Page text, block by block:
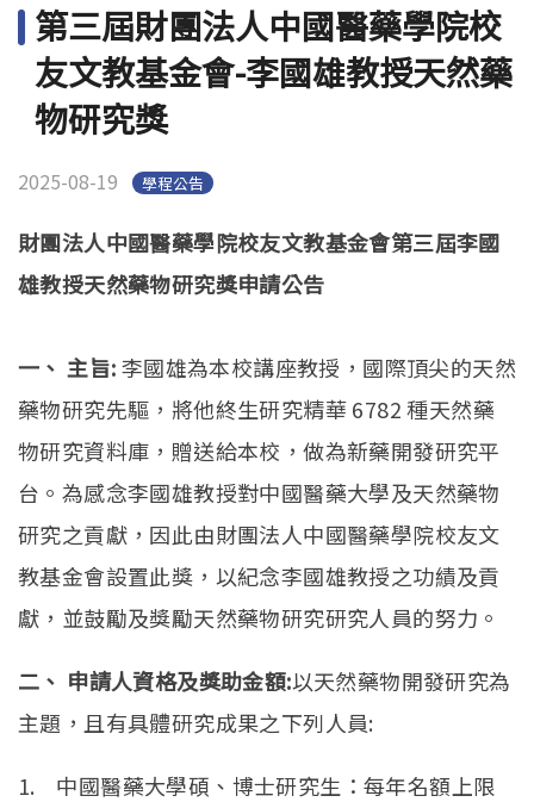
檔案下載
合作企業
第三屆財團法人中國醫藥學院校
友文教基金會-李國雄教授天然藥
物研究獎
2025-08-19 學程公告
財團法人中國醫藥學院校友文教基金會第三屆李國
雄教授天然藥物研究獎申請公告
一、 主旨:李國雄為本校講座教授，國際頂尖的天然
藥物研究先驅，將他終生研究精華 6782 種天然藥
物研究資料庫，贈送給本校，做為新藥開發研究平
台。為感念李國雄教授對中國醫藥大學及天然藥物
研究之貢獻，因此由財團法人中國醫藥學院校友文
教基金會設置此獎，以紀念李國雄教授之功績及貢
獻，並鼓勵及獎勵天然藥物研究研究人員的努力。
二、 申請人資格及獎助金額:以天然藥物開發研究為
主題，且有具體研究成果之下列人員:
1. 中國醫藥大學碩、博士研究生：每年名額上限